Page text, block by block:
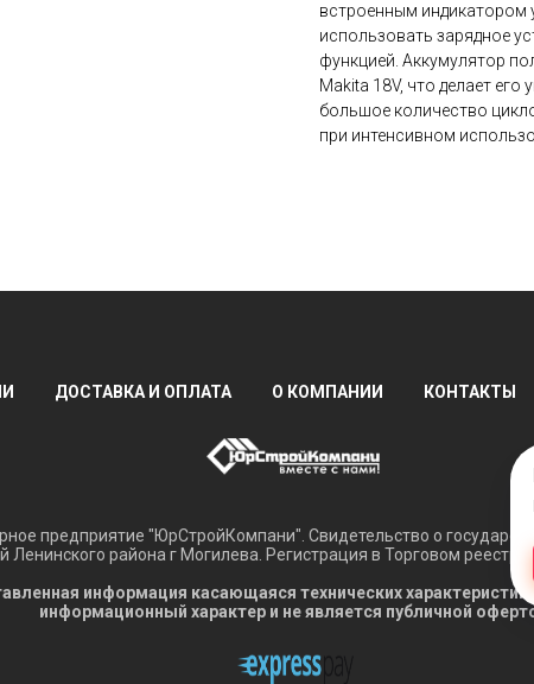
встроенным индикатором
использовать зарядное
функцией. Аккумулятор
Makita 18V, что делает
большое количество
при интенсивном
ДОСТАВКА И ОПЛАТА О КОМПАНИИ КОНТАКТЫ
предприятие "ЮрСтройКомпани". Свидетельство о
района г Могилева. Регистрация в Торговом реестре
информация касающаяся технических
информационный характер и не является публичной